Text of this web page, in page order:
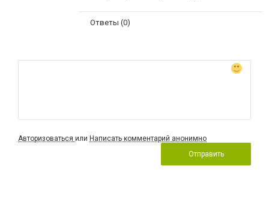
Ответы (0)
Авторизоваться или Написать комментарий анонимно
Отправить